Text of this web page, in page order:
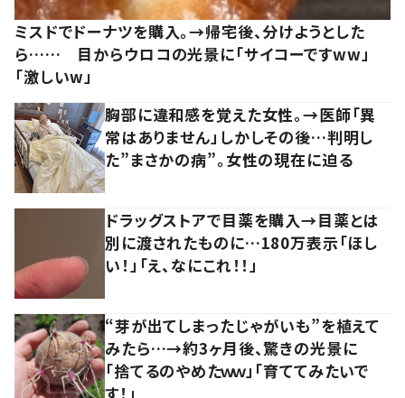
ミスドでドーナツを購入。→帰宅後、分けようとした
ら…… 目からウロコの光景に「サイコーですww」
「激しいw」
胸部に違和感を覚えた女性。→医師「異
常はありません」しかしその後…判明し
た”まさかの病”。女性の現在に迫る
ドラッグストアで目薬を購入→目薬とは
別に渡されたものに…180万表示「ほし
い！」「え、なにこれ！！」
“芽が出てしまったじゃがいも”を植えて
みたら…→約3ヶ月後、驚きの光景に
「捨てるのやめたｗｗ」「育ててみたいで
す！」